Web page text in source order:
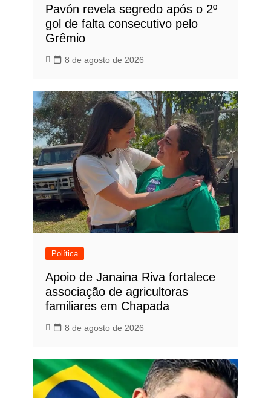
Pavón revela segredo após o 2º
gol de falta consecutivo pelo
Grêmio
8 de agosto de 2026
Política
Apoio de Janaina Riva fortalece
associação de agricultoras
familiares em Chapada
8 de agosto de 2026